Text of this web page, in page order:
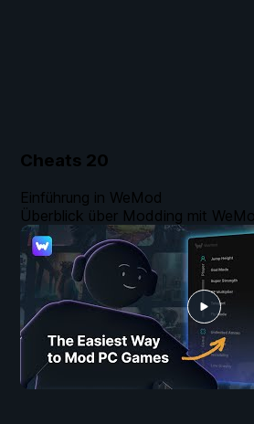
Cheats 20
Einführung in WeMod
Überblick über Modding mit